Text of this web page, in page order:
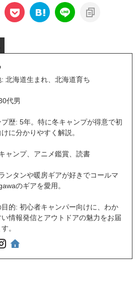
: 北海道生まれ、北海道育ち
代男
プ歴: 5年。特に冬キャンプが得意で初
に分かりやすく解説。
ャンプ、アニメ鑑賞、読書
ンタンや暖房ギアが好きでコールマ
のギアを愛用。
的: 初心者キャンパー向けに、わか
い情報発信とアウトドアの魅力をお届
。